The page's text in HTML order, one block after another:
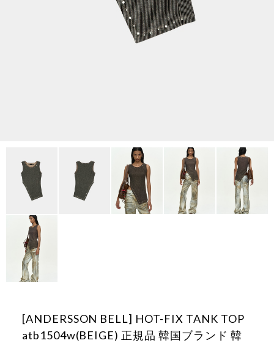
[ANDERSSON BELL] HOT-FIX TANK TOP
atb1504w(BEIGE) 正規品 韓国ブランド 韓